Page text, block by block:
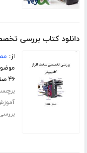
دانلود کتاب بررسی
از:
۴۶ صفحه